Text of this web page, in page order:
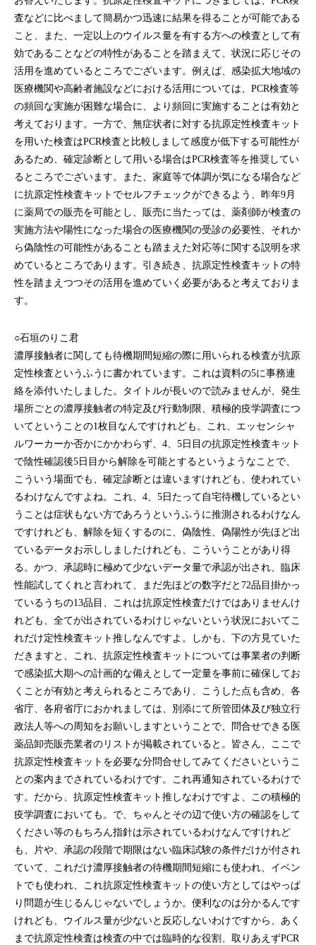
査などに比べまして簡易かつ迅速に結果を得ることが可能である
こと、また、一定以上のウイルス量を有する方への検査として有
効であることなどの特性があることを踏まえて、状況に応じその
活用を進めているところでございます。例えば、感染拡大地域の
医療機関や高齢者施設などにおける活用については、PCR検査等
の頻回な実施が困難な場合に、より頻回に実施することは有効と
考えております。一方で、無症状者に対する抗原定性検査キット
を用いた検査はPCR検査と比較しまして感度が低下する可能性が
あるため、確定診断として用いる場合はPCR検査等を推奨してい
るところでございます。また、家庭等で体調が気になる場合など
に抗原定性検査キットでセルフチェックができるよう、昨年9月
に薬局での販売を可能とし、販売に当たっては、薬剤師が検査の
実施方法や陽性になった場合の医療機関の受診の必要性、それか
ら偽陰性の可能性があることも踏まえた対応等に関する説明を求
めているところであります。引き続き、抗原定性検査キットの特
性を踏まえつつその活用を進めていく必要があると考えておりま
す。
○石垣のりこ君
濃厚接触者に関しても待機期間短縮の際に用いられる検査が抗原
定性検査というふうに書かれています。これは資料の5に事務連
絡を添付いたしました。タイトルが長いので読みませんが、発生
場所ごとの濃厚接触者の特定及び行動制限、積極的疫学調査につ
いてということの1枚目なんですけれども。これ、エッセンシャ
ルワーカーか否かにかかわらず、4、5日目の抗原定性検査キット
で陰性確認後5日目から解除を可能とするというようなことで、
こういう場面でも、確定診断とは違いますけれども、使われてい
るわけなんですよね。これ、4、5日たって自宅待機しているとい
うことは症状もない方であろうというふうに推測されるわけなん
ですけれども、解除を短くするのに、偽陰性、偽陽性が先ほど出
ているデータお示ししましたけれども、こういうことがあり得
る。かつ、承認時に極めて少ないデータ量で承認が出され、臨床
性能試してくれと言われて、まだ先ほどの数字だと72品目掛かっ
ているうちの13品目、これは抗原定性検査だけではありませんけ
れども、全てが出されているわけじゃないという状況においてこ
れだけ定性検査キット推しなんですよ。しかも、下の方見ていた
だきますと、これ、抗原定性検査キットについては事業者の判断
で感染拡大期への計画的な備えとして一定量を事前に確保してお
くことが有効と考えられるところであり、こうした点も含め、各
省庁、各府省庁におかれましては、別添にて所管団体及び独立行
政法人等への周知をお願いしますということで、問合せできる医
薬品卸売販売業者のリストが掲載されていると。皆さん、ここで
抗原定性検査キットを必要な分問合せしてみてくださいというこ
との案内までされているわけです。これ再通知されているわけで
す。だから、抗原定性検査キット推しなわけですよ、この積極的
疫学調査においても。で、ちゃんとその辺で使い方の確認をして
ください等のもちろん指針は示されているわけなんですけれど
も、片や、承認の段階で期限はない臨床試験の条件だけが付され
ていて、これだけ濃厚接触者の待機期間短縮にも使われ、イベン
トでも使われ、これ抗原定性検査キットの使い方としてはやっぱ
り問題が生じるんじゃないでしょうか。便利なのは分かるんです
けれども、ウイルス量が少ないと反応しないわけですから、あく
まで抗原定性検査は検査の中では臨時的な役割、取りあえずPCR